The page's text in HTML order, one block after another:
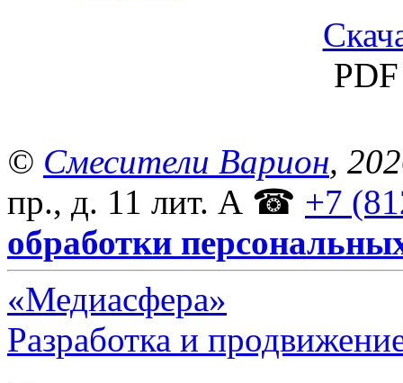
© Смесители Варион,
пр., д. 11 лит. А ☎ +7
обработки
«Медиасфера»
Разработка и